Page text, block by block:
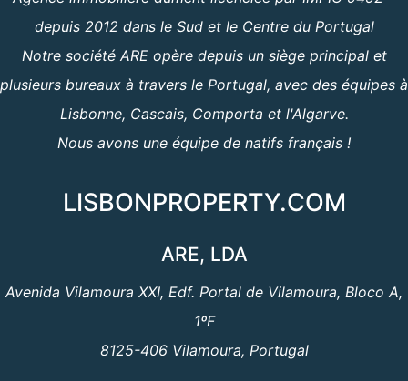
depuis 2012 dans le Sud et le Centre du Portugal
Notre société ARE opère depuis un siège principal et
plusieurs bureaux à travers le Portugal, avec des équipes à
Lisbonne, Cascais, Comporta et l'Algarve.
Nous avons une équipe de natifs français !
LISBONPROPERTY.COM
ARE, LDA
Avenida Vilamoura XXI, Edf. Portal de Vilamoura, Bloco A,
1ºF
8125-406 Vilamoura, Portugal